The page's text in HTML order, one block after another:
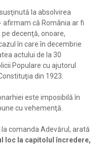
la absolvirea
- afirmam că România ar fi
decenţă, onoare,
în care în decembrie
actului de la 30
Populare cu ajutorul
din 1923.
este imposibilă în
cu vehemenţă.
comanda Adevărul, arată
loc la capitolul încredere,